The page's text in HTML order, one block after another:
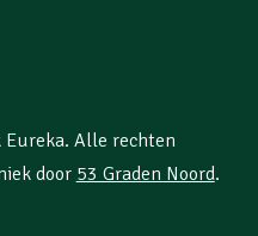
Eureka. Alle rechten
door 53 Graden Noord.